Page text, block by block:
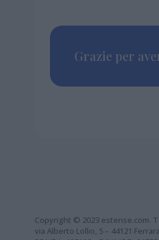
Grazie per
Copyright © 2023 estense.com.
via Alberto Lollio, 5 – 44121